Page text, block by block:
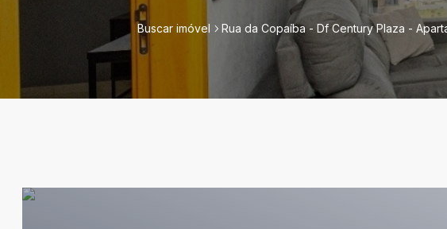
Buscar imóvel Rua da Copaíba - Df Century Plaza -